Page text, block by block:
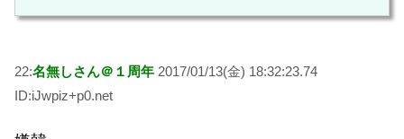
22:名無しさん＠１周年 2017/01/13(金) 18:32:23.74
ID:iJwpiz+p0.net